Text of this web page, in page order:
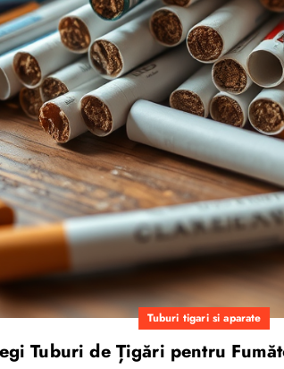
Tuburi tigari si aparate
Tuburi de Țigări pentru